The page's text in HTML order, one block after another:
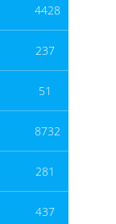
4428
237
51
8732
281
437